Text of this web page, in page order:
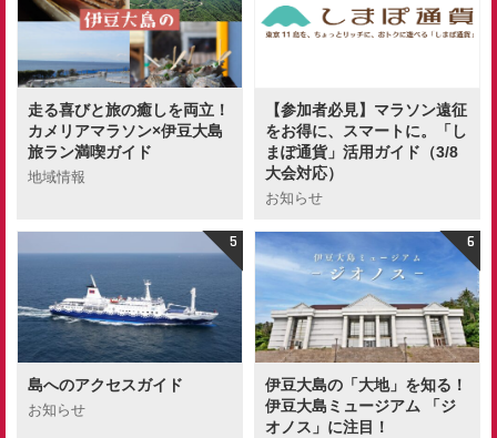
走る喜びと旅の癒しを両立！
カメリアマラソン×伊豆大島
旅ラン満喫ガイド
地域情報
【参加者必見】マラソン遠征
をお得に、スマートに。「し
まぽ通貨」活用ガイド（3/8
大会対応）
お知らせ
島へのアクセスガイド
お知らせ
伊豆大島の「大地」を知る！
伊豆大島ミュージアム 「ジ
オノス」に注目！